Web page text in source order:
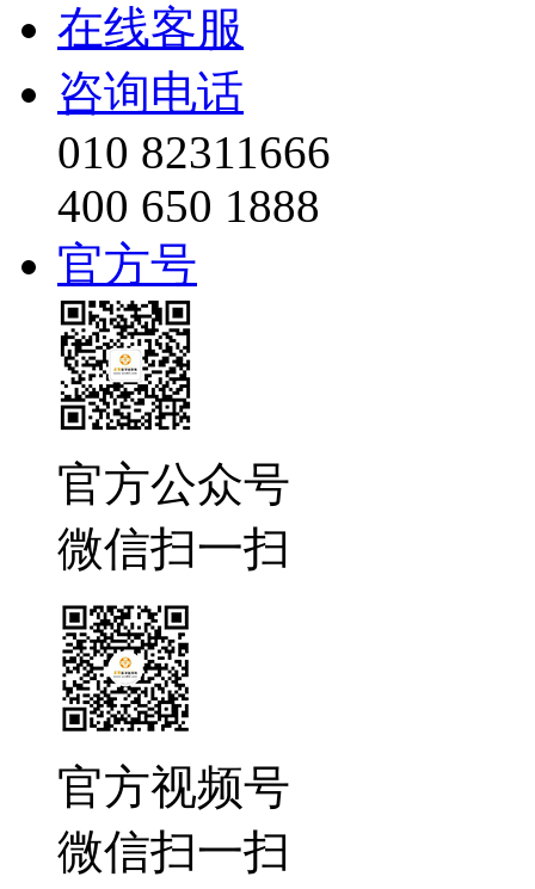
在线客服
咨询电话
010 82311666
400 650 1888
官方号
官方公众号
微信扫一扫
官方视频号
微信扫一扫